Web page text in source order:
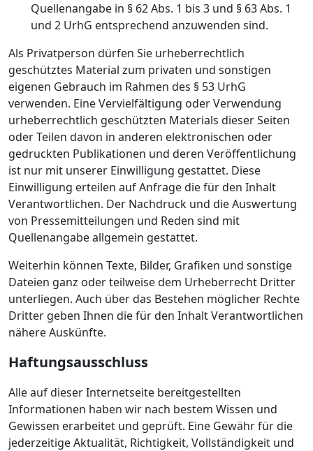
Quellenangabe in § 62 Abs. 1 bis 3 und § 63 Abs. 1
und 2 UrhG entsprechend anzuwenden sind.
Als Privatperson dürfen Sie urheberrechtlich
geschütztes Material zum privaten und sonstigen
eigenen Gebrauch im Rahmen des § 53 UrhG
verwenden. Eine Vervielfältigung oder Verwendung
urheberrechtlich geschützten Materials dieser Seiten
oder Teilen davon in anderen elektronischen oder
gedruckten Publikationen und deren Veröffentlichung
ist nur mit unserer Einwilligung gestattet. Diese
Einwilligung erteilen auf Anfrage die für den Inhalt
Verantwortlichen. Der Nachdruck und die Auswertung
von Pressemitteilungen und Reden sind mit
Quellenangabe allgemein gestattet.
Weiterhin können Texte, Bilder, Grafiken und sonstige
Dateien ganz oder teilweise dem Urheberrecht Dritter
unterliegen. Auch über das Bestehen möglicher Rechte
Dritter geben Ihnen die für den Inhalt Verantwortlichen
nähere Auskünfte.
Haftungsausschluss
Alle auf dieser Internetseite bereitgestellten
Informationen haben wir nach bestem Wissen und
Gewissen erarbeitet und geprüft. Eine Gewähr für die
jederzeitige Aktualität, Richtigkeit, Vollständigkeit und